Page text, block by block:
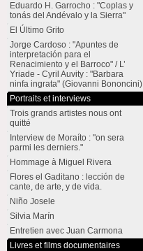
Eduardo H. Garrocho : "Coplas y
tonás del Andévalo y la Sierra"
El Último Grito
Jorge Cardoso : "Apuntes de
interpretación para el
Renacimiento y el Barroco" / L’
Yriade - Cyril Auvity : "Barbara
ninfa ingrata" (Giovanni Bononcini)
Portraits et interviews
Trois grands artistes nous ont
quitté
Interview de Moraíto : "on sera
parmi les derniers."
Hommage à Miguel Rivera
Flores el Gaditano : lección de
cante, de arte, y de vida.
Niño Josele
Silvia Marín
Entretien avec Juan Carmona
Livres et films documentaires